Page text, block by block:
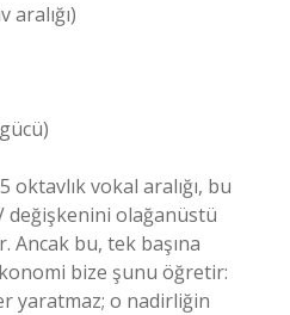
oktavlık vokal aralığı, bu
olağanüstü
Ancak bu, tek başına
bize şunu öğretir:
yaratmaz; o nadirliğin